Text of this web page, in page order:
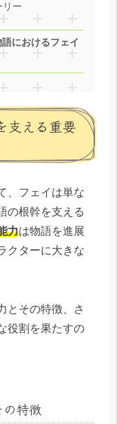
リー
におけるフェイ
支える重要
、フェイは単な
の根幹を支える
力は物語を進展
クターに大きな
とその特徴、さ
役割を果たすの
の特徴